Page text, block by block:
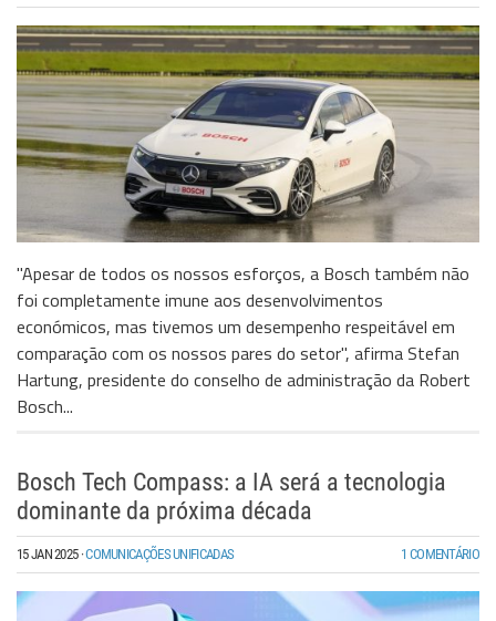
"Apesar de todos os nossos esforços, a Bosch também não
foi completamente imune aos desenvolvimentos
económicos, mas tivemos um desempenho respeitável em
comparação com os nossos pares do setor", afirma Stefan
Hartung, presidente do conselho de administração da Robert
Bosch...
Bosch Tech Compass: a IA será a tecnologia
dominante da próxima década
15 JAN 2025·COMUNICAÇÕES UNIFICADAS 1 COMENTÁRIO